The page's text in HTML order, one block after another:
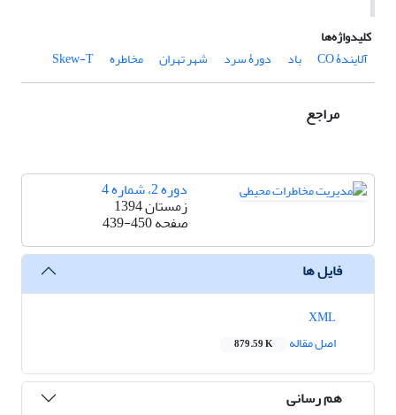
کلیدواژه‌ها
آلایندۀ CO
باد دورۀ سرد شهر تهران مخاطره Skew-T
مراجع
دوره 2، شماره 4
زمستان 1394
صفحه439-450
فایل ها
اصل مقاله
879.59 K
هم رسانی